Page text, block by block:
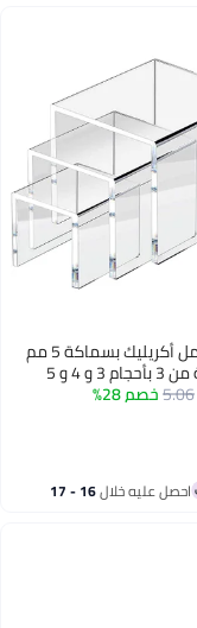
TPGP حامل أكريليك بسماكة 5 مم
مجموعة من 3 بأحجام 3 و 4 و 5
5.06خصم 28%
احصل عليه خلال 16 - 17